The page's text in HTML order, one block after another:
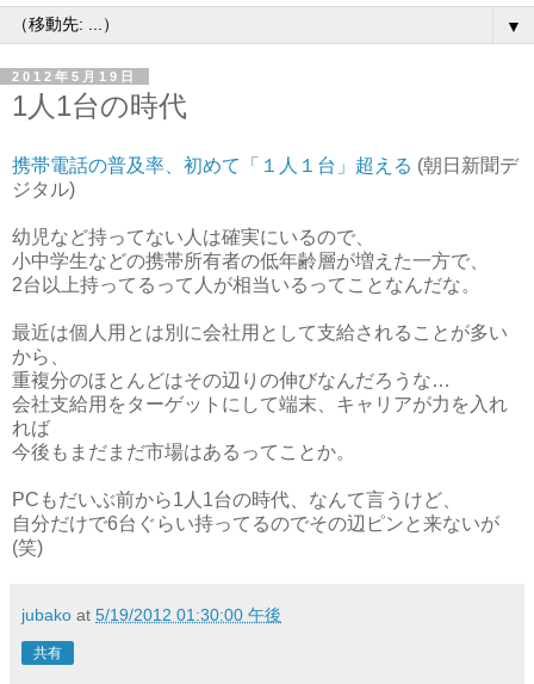
▼
2012年5月19日
1人1台の時代
携帯電話の普及率、初めて「１人１台」超える (朝日新聞デ
ジタル)
幼児など持ってない人は確実にいるので、
小中学生などの携帯所有者の低年齢層が増えた一方で、
2台以上持ってるって人が相当いるってことなんだな。
最近は個人用とは別に会社用として支給されることが多い
から、
重複分のほとんどはその辺りの伸びなんだろうな…
会社支給用をターゲットにして端末、キャリアが力を入れ
れば
今後もまだまだ市場はあるってことか。
PCもだいぶ前から1人1台の時代、なんて言うけど、
自分だけで6台ぐらい持ってるのでその辺ピンと来ないが
(笑)
jubako at 5/19/2012 01:30:00 午後
共有